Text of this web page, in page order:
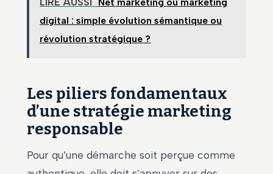
digital : simple évolution sémantique ou
révolution stratégique ?
Les piliers fondamentaux
d’une stratégie marketing
responsable
Pour qu’une démarche soit perçue comme